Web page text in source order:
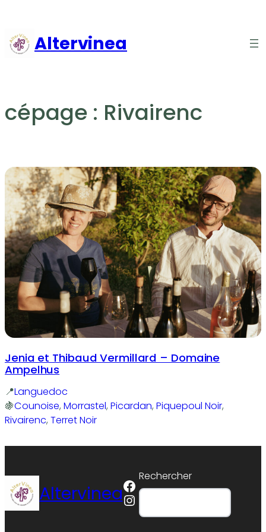
contenuAltervinea
cépage : Rivairenc
Jenia et Thibaud Vermillard – Domaine
Ampelhus
Languedoc
Counoise, Morrastel, Picardan, Piquepoul Noir
Rivairenc, Terret Noir
AltervineaFacebook
Instagram
Rechercher